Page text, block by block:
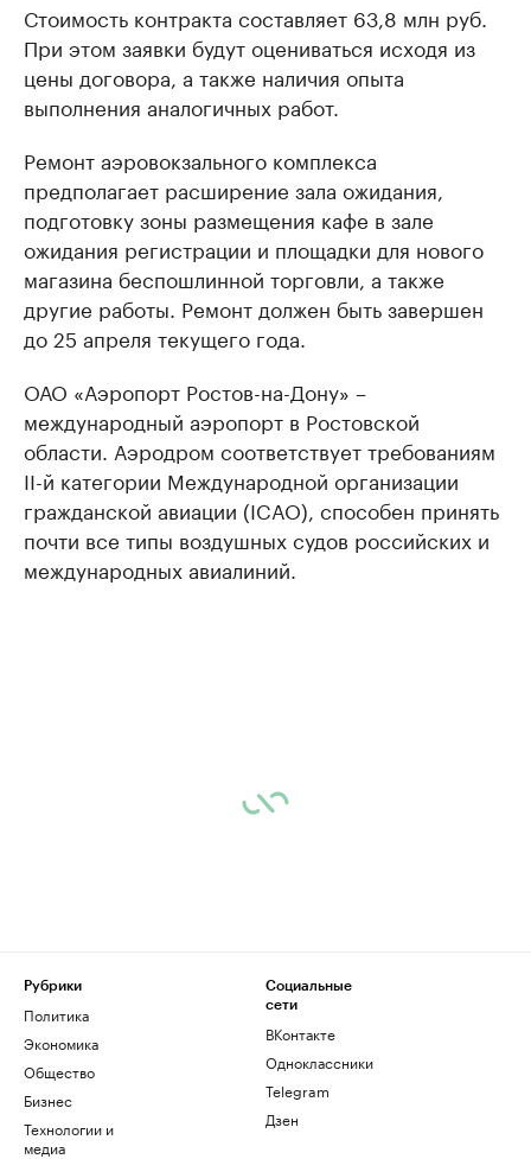
Стоимость контракта составляет 63,8 млн руб.
При этом заявки будут оцениваться исходя из
цены договора, а также наличия опыта
выполнения аналогичных работ.
Ремонт аэровокзального комплекса
предполагает расширение зала ожидания,
подготовку зоны размещения кафе в зале
ожидания регистрации и площадки для нового
магазина беспошлинной торговли, а также
другие работы. Ремонт должен быть завершен
до 25 апреля текущего года.
ОАО «Аэропорт Ростов-на-Дону» –
международный аэропорт в Ростовской
области. Аэродром соответствует требованиям
II-й категории Международной организации
гражданской авиации (ICAO), способен принять
почти все типы воздушных судов российских и
международных авиалиний.
Рубрики
Политика
Экономика
Общество
Бизнес
Технологии и
медиа
Социальные
сети
ВКонтакте
Одноклассники
Telegram
Дзен